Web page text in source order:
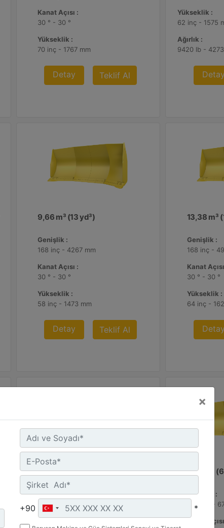
Kanat Açısı :
30 ° - 30 °
Yükseklik :
70 inç - 1767 mm
Detay Teklif Al
Yükseklik :
62 inç - 1575
Ağırlık :
9420 lb -
Detay
9,66 m³ (13 yd³)
Genişlik :
168 inç - 4267 mm
Kanat Açısı :
30 ° - 30 °
Yükseklik :
58 inç - 1473 mm
Detay Teklif Al
13,38 m³
Genişlik :
168 inç -
Kanat
30 ° - 30 °
Yükseklik :
64 inç -
Detay
36,70 m³ (48,0 yd³)
Genişlik :
226 inç - 5740 mm
52,0 m³
Genişlik :
265 inç -
Kanat
×
+90 *